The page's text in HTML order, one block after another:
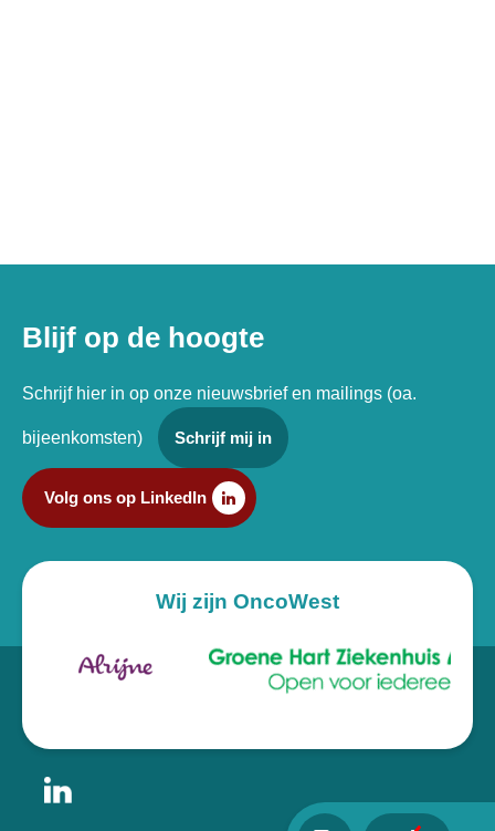
Blijf op de hoogte
Schrijf hier in op onze nieuwsbrief en mailings (oa.
bijeenkomsten) Schrijf mij in
Volg ons op LinkedIn
Wij zijn OncoWest